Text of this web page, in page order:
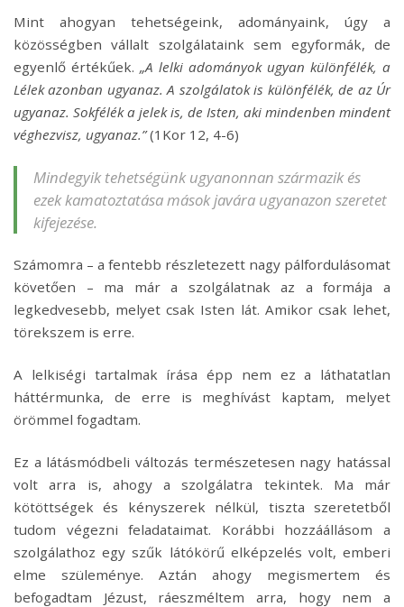
Mint ahogyan tehetségeink, adományaink, úgy a
közösségben vállalt szolgálataink sem egyformák, de
egyenlő értékűek. „A lelki adományok ugyan különfélék, a
Lélek azonban ugyanaz. A szolgálatok is különfélék, de az Úr
ugyanaz. Sokfélék a jelek is, de Isten, aki mindenben mindent
véghezvisz, ugyanaz.”(1Kor 12, 4-6)
Mindegyik tehetségünk ugyanonnan származik és
ezek kamatoztatása mások javára ugyanazon szeretet
kifejezése.
Számomra – a fentebb részletezett nagy pálfordulásomat
követően – ma már a szolgálatnak az a formája a
legkedvesebb, melyet csak Isten lát. Amikor csak lehet,
törekszem is erre.
A lelkiségi tartalmak írása épp nem ez a láthatatlan
háttérmunka, de erre is meghívást kaptam, melyet
örömmel fogadtam.
Ez a látásmódbeli változás természetesen nagy hatással
volt arra is, ahogy a szolgálatra tekintek. Ma már
kötöttségek és kényszerek nélkül, tiszta szeretetből
tudom végezni feladataimat. Korábbi hozzáállásom a
szolgálathoz egy szűk látókörű elképzelés volt, emberi
elme szüleménye. Aztán ahogy megismertem és
befogadtam Jézust, ráeszméltem arra, hogy nem a